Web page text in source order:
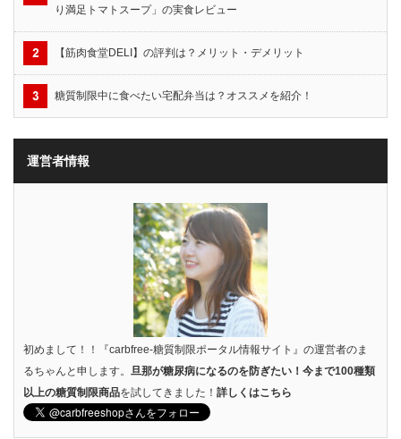
り満足トマトスープ」の実食レビュー
【筋肉食堂DELI】の評判は？メリット・デメリット
糖質制限中に食べたい宅配弁当は？オススメを紹介！
運営者情報
初めまして！！『carbfree-糖質制限ポータル情報サイト』の運営者のま
るちゃんと申します。 旦那が糖尿病になるのを防ぎたい！今まで100種類
以上の糖質制限商品を試してきました！ 詳しくはこちら